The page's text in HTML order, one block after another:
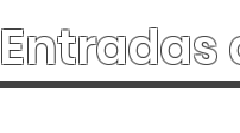
Entradas